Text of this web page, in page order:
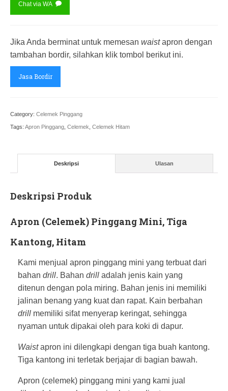
Chat via WA
Jika Anda berminat untuk memesan waistapron dengan
tambahan bordir, silahkan klik tombol berikut ini.
Jasa Bordir
Category: Celemek Pinggang
Tags: Apron Pinggang Celemek Celemek Hitam
Deskripsi Ulasan
Deskripsi Produk
Apron (Celemek) Pinggang Mini, Tiga
Kantong, Hitam
Kami menjual apron pinggang mini yang terbuat dari
bahan drill. Bahan drill adalah jenis kain yang
ditenun dengan pola miring. Bahan jenis ini memiliki
jalinan benang yang kuat dan rapat. Kain berbahan
drill memiliki sifat menyerap keringat, sehingga
nyaman untuk dipakai oleh para koki di dapur.
Waistapron ini dilengkapi dengan tiga buah kantong.
Tiga kantong ini terletak berjajar di bagian bawah.
Apron (celemek) pinggang mini yang kami jual